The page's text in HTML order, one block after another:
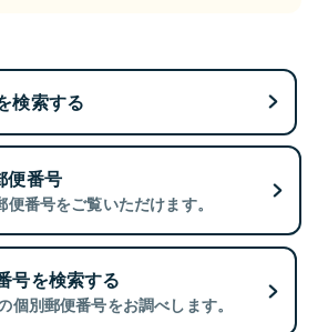
検索する
便番号
番号をご覧いただけます。
号を検索する
個別郵便番号をお調べします。